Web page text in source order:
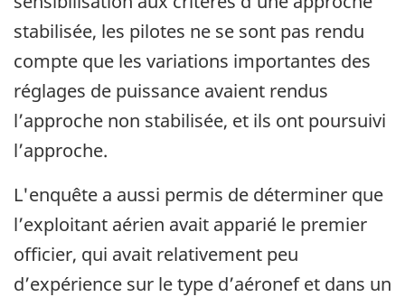
stabilisée, les pilotes ne se sont pas rendu
compte que les variations importantes des
réglages de puissance avaient rendus
l’approche non stabilisée, et ils ont poursuivi
l’approche.
L'enquête a aussi permis de déterminer que
l’exploitant aérien avait apparié le premier
officier, qui avait relativement peu
d’expérience sur le type d’aéronef et dans un